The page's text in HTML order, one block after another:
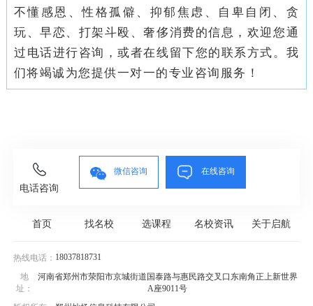
不懂感恩、性格孤僻、抑郁焦虑、自卑自闭、贪
玩、早恋、打架斗殴、奢侈消费的信息，欢迎您通
过电话进行咨询，或者在线留下您的联系方式。我
们将竭诚为您提供一对一的专业咨询服务！
电话咨询
微信咨询 在线咨询
首页 找名校 选课程 名校资讯 关于启航
热线电话： 18037818731
地
址：
河南省郑州市荥阳市京城街道国泰路与惠民路交叉口东南角正上新世界
A座9011号